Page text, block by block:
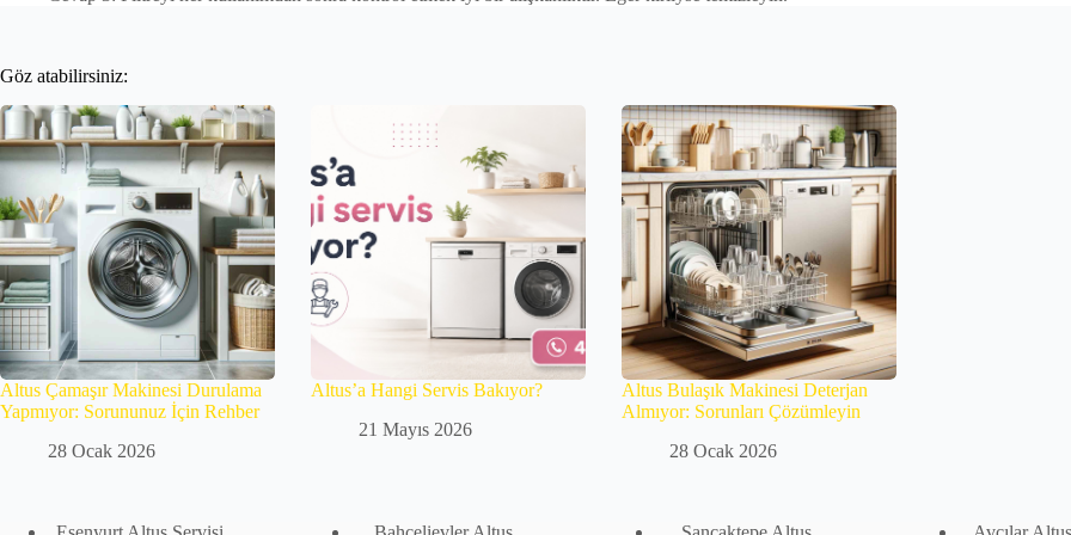
Göz atabilirsiniz:
Altus Çamaşır Makinesi Durulama
Yapmıyor: Sorununuz İçin Rehber
28 Ocak 2026
Altus’a Hangi Servis Bakıyor?
21 Mayıs 2026
Altus Bulaşık Makinesi Deterjan
Almıyor: Sorunları Çözümleyin
28 Ocak 2026